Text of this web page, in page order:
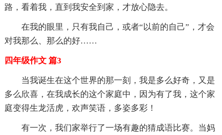
路，看着我，直到我安全到家，才放心隐去。
在我的眼里，只有我自己，或者“以前的自己”，才会
对我那么、那么的好……
四年级作文 篇3
当我诞生在这个世界的那一刻，我是多么好奇，又是
多么欣喜，在我成长的这个家庭中，因为有了我，这个家
庭变得生龙活虎，欢声笑语，多姿多彩！
有一次，我们家举行了一场有趣的猜成语比赛。当妈